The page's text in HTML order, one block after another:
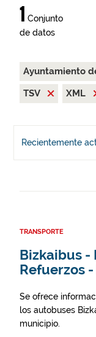
1 Conjunto
de datos
Ayuntamiento
TSV
XML
Recientemente
TRANSPORTE
Bizkaibus -
Refuerzos
Se ofrece
los autobuses
municipio.